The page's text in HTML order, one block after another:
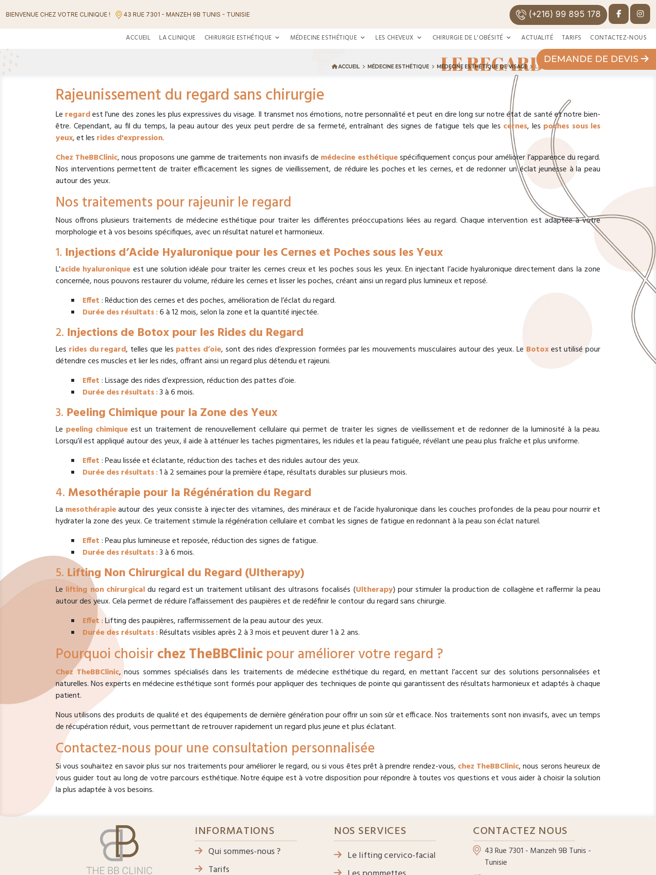
BIENVENUE CHEZ VOTRE CLINIQUE ! 43 RUE 7301 - MANZEH 9B TUNIS - TUNISIE (+216) 99 895 178
ACCUEIL LA CLINIQUE CHIRURGIE ESTHÉTIQUE MÉDECINE ESTHÉTIQUE LES CHEVEUX CHIRURGIE DE L'OBÉSITÉ ACTUALITÉ TARIFS CONTACTEZ-NOUS
DEMANDE DE DEVIS
LE REGARD
ACCUEIL MÉDECINE ESTHÉTIQUE MÉDECINE ESTHÉTIQUE DE VISAGE LE REGARD
Rajeunissement du regard sans chirurgie
Le regardest l'une des zones les plus expressives du visage. Il transmet nos émotions, notre personnalité et peut en dire long sur notre état de santé et notre bien-
être. Cependant, au fil du temps, la peau autour des yeux peut perdre de sa fermeté, entraînant des signes de fatigue tels que les cernes, les poches sous les
yeux, et les rides d'expression.
Chez TheBBClinic, nous proposons une gamme de traitements non invasifs de médecine esthétiquespécifiquement conçus pour améliorer l’apparence du regard.
Nos interventions permettent de traiter efficacement les signes de vieillissement, de réduire les poches et les cernes, et de redonner un éclat jeunesse à la peau
autour des yeux.
Nos traitements pour rajeunir le regard
Nous offrons plusieurs traitements de médecine esthétique pour traiter les différentes préoccupations liées au regard. Chaque intervention est adaptée à votre
morphologie et à vos besoins spécifiques, avec un résultat naturel et harmonieux.
1. Injections d’Acide Hyaluronique pour les Cernes et Poches sous les Yeux
L'acide hyaluronique est une solution idéale pour traiter les cernes creux et les poches sous les yeux. En injectant l’acide hyaluronique directement dans la zone
concernée, nous pouvons restaurer du volume, réduire les cernes et lisser les poches, créant ainsi un regard plus lumineux et reposé.
Effet: Réduction des cernes et des poches, amélioration de l’éclat du regard.
Durée des résultats: 6 à 12 mois, selon la zone et la quantité injectée.
2. Injections de Botox pour les Rides du Regard
Les rides du regard, telles que les pattes d’oie, sont des rides d’expression formées par les mouvements musculaires autour des yeux. Le Botoxest utilisé pour
détendre ces muscles et lier les rides, offrant ainsi un regard plus détendu et rajeuni.
Effet: Lissage des rides d’expression, réduction des pattes d’oie.
Durée des résultats: 3 à 6 mois.
3. Peeling Chimique pour la Zone des Yeux
Le peeling chimique est un traitement de renouvellement cellulaire qui permet de traiter les signes de vieillissement et de redonner de la luminosité à la peau.
Lorsqu’il est appliqué autour des yeux, il aide à atténuer les taches pigmentaires, les ridules et la peau fatiguée, révélant une peau plus fraîche et plus uniforme.
Effet: Peau lissée et éclatante, réduction des taches et des ridules autour des yeux.
Durée des résultats: 1 à 2 semaines pour la première étape, résultats durables sur plusieurs mois.
4. Mesothérapie pour la Régénération du Regard
La mesothérapieautour des yeux consiste à injecter des vitamines, des minéraux et de l’acide hyaluronique dans les couches profondes de la peau pour nourrir et
hydrater la zone des yeux. Ce traitement stimule la régénération cellulaire et combat les signes de fatigue en redonnant à la peau son éclat naturel.
Effet: Peau plus lumineuse et reposée, réduction des signes de fatigue.
Durée des résultats: 3 à 6 mois.
5. Lifting Non Chirurgical du Regard (Ultherapy)
Le lifting non chirurgicaldu regard est un traitement utilisant des ultrasons focalisés (Ultherapy) pour stimuler la production de collagène et raffermir la peau
autour des yeux. Cela permet de réduire l’affaissement des paupières et de redéfinir le contour du regard sans chirurgie.
Effet: Lifting des paupières, raffermissement de la peau autour des yeux.
Durée des résultats: Résultats visibles après 2 à 3 mois et peuvent durer 1 à 2 ans.
Pourquoi choisirchez TheBBClinic pour améliorer votre regard ?
Chez TheBBClinic, nous sommes spécialisés dans les traitements de médecine esthétique du regard, en mettant l’accent sur des solutions personnalisées et
naturelles. Nos experts en médecine esthétique sont formés pour appliquer des techniques de pointe qui garantissent des résultats harmonieux et adaptés à chaque
patient.
Nous utilisons des produits de qualité et des équipements de dernière génération pour offrir un soin sûr et efficace. Nos traitements sont non invasifs, avec un temps
de récupération réduit, vous permettant de retrouver rapidement un regard plus jeune et plus éclatant.
Contactez-nous pour une consultation personnalisée
Si vous souhaitez en savoir plus sur nos traitements pour améliorer le regard, ou si vous êtes prêt à prendre rendez-vous, chez TheBBClinic, nous serons heureux de
vous guider tout au long de votre parcours esthétique. Notre équipe est à votre disposition pour répondre à toutes vos questions et vous aider à choisir la solution
la plus adaptée à vos besoins.
INFORMATIONS
Qui sommes-nous ?
Tarifs
NOS SERVICES
Le lifting cervico-facial
CONTACTEZ NOUS
43 Rue 7301 - Manzeh 9B Tunis -
Tunisie